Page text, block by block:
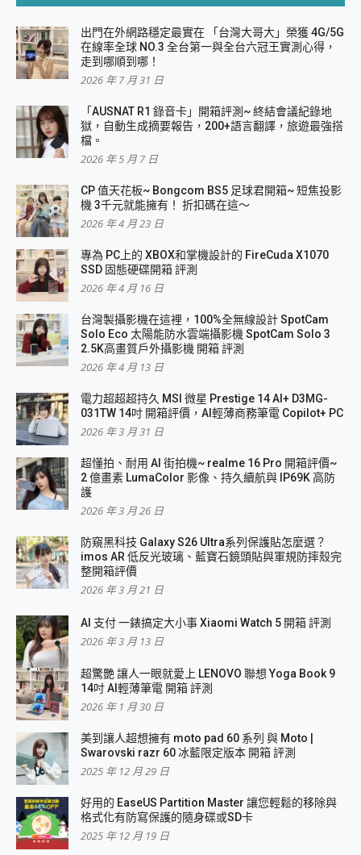
出門在外網路穩定最實在 「台灣大哥大」榮獲 4G/5G
在線率全球 NO.3 全台第一與全台六冠王實測心得，
走到哪順到哪！
2026 年 7 月 31 日
「AUSNAT R1 錄音卡」開箱評測~ 終結會議紀錄地
獄，自動生成摘要報告，200+語言翻譯，旅遊最強搭
檔。
2026 年 5 月 7 日
CP 值天花板~ Bongcom BS5 足球君開箱~ 短焦投影
機 3千元就能擁有！ 折扣碼在這～
2026 年 4 月 23 日
專為 PC上的 XBOX和掌機設計的 FireCuda X1070
SSD 固態硬碟開箱 評測
2026 年 4 月 16 日
台灣製攝影機在這裡，100%全無線設計 SpotCam
Solo Eco 太陽能防水雲端攝影機 SpotCam Solo 3
2.5K高畫質戶外攝影機 開箱 評測
2026 年 4 月 13 日
電力超超超持久 MSI 微星 Prestige 14 AI+ D3MG-
031TW 14吋 開箱評價，AI輕薄商務筆電 Copilot+ PC
2026 年 3 月 31 日
超懂拍、耐用 AI 街拍機~ realme 16 Pro 開箱評價~
2 億畫素 LumaColor 影像、持久續航與 IP69K 高防
護
2026 年 3 月 26 日
防窺黑科技 Galaxy S26 Ultra系列保護貼怎麼選？
imos AR 低反光玻璃、藍寶石鏡頭貼與軍規防摔殼完
整開箱評價
2026 年 3 月 21 日
AI 支付 一錶搞定大小事 Xiaomi Watch 5 開箱 評測
2026 年 3 月 13 日
超驚艷 讓人一眼就愛上 LENOVO 聯想 Yoga Book 9
14吋 AI輕薄筆電 開箱 評測
2026 年 1 月 30 日
美到讓人超想擁有 moto pad 60 系列 與 Moto |
Swarovski razr 60 冰藍限定版本 開箱 評測
2025 年 12 月 29 日
好用的 EaseUS Partition Master 讓您輕鬆的移除與
格式化有防寫保護的隨身碟或SD卡
2025 年 12 月 19 日